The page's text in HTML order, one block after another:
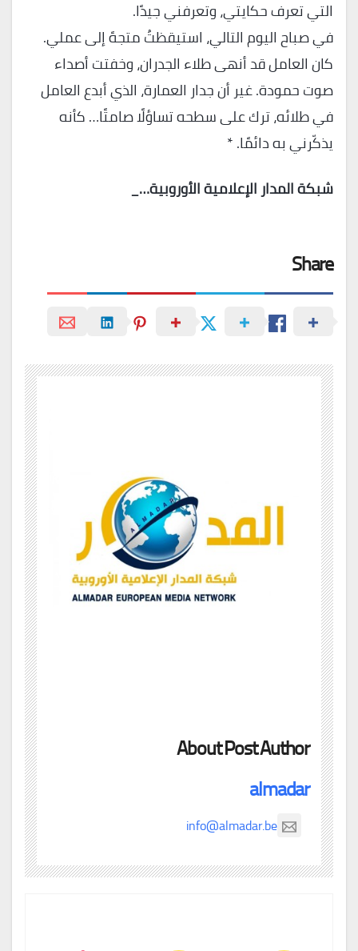
التي تعرف حكايتي، وتعرفني جيدًا.
في صباح اليوم التالي، استيقظتُ متجهً إلى عملي.
كان العامل قد أنهى طلاء الجدران، وخفتت أصداء
صوت حمودة. غير أن جدار العمارة، الذي أبدع العامل
في طلائه، ترك على سطحه تساؤلًا صامتًا… كأنه
يذكّرني به دائمًا. *
شبكة المدار الإعلامية الأوروبية…_
Share
About Post Author
almadar
info@almadar.be